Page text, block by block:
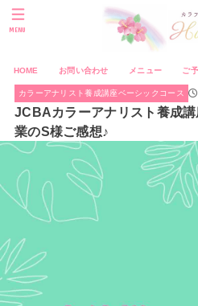
HOME お問い合わせ メニュー ご
MENU
カラーアナリスト養成講座ベーシックコース
JCBAカラーアナリスト養成
業のS様ご感想♪